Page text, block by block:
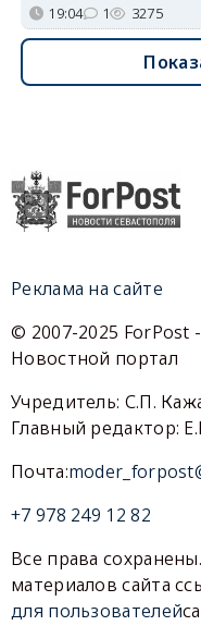
19:04 1 3275
Реклама на сайте
© 2007-2025 ForPost
Новостной портал
Учредитель: С.П.
Главный редактор:
Почта:
+7 978 249 12 82
Все права
материалов сайта
для пользователей